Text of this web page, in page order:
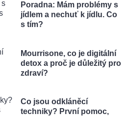
Poradna: Mám problémy s
jídlem a nechuť k jídlu. Co
s tím?
Mourrisone, co je digitální
detox a proč je důležitý pro
zdraví?
Co jsou odkláněcí
techniky? První pomoc,